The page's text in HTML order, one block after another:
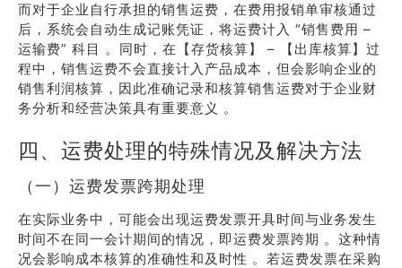
而对于企业自行承担的销售运费，在费用报销单审核通过
后，系统会自动生成记账凭证，将运费计入 “销售费用 –
运输费” 科目 。同时，在【存货核算】 – 【出库核算】过
程中，销售运费不会直接计入产品成本，但会影响企业的
销售利润核算，因此准确记录和核算销售运费对于企业财
务分析和经营决策具有重要意义 。
四、运费处理的特殊情况及解决方法
（一）运费发票跨期处理
在实际业务中，可能会出现运费发票开具时间与业务发生
时间不在同一会计期间的情况，即运费发票跨期 。这种情
况会影响成本核算的准确性和及时性 。若运费发票在采购